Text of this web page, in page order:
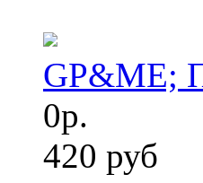
GP&ME;
0р.
420 руб